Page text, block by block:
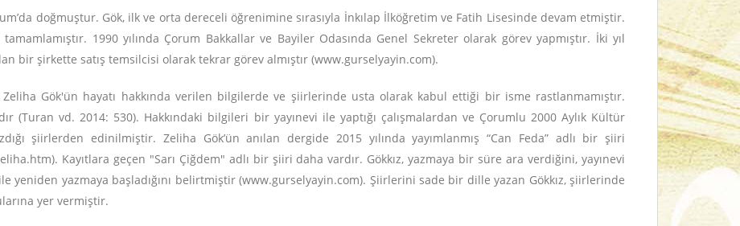
doğmuştur. Gök, ilk ve orta dereceli öğrenimine sırasıyla İnkılap İlköğretim ve Fatih Lisesinde devam etmiştir.
1990 yılında Çorum Bakkallar ve Bayiler Odasında Genel Sekreter olarak görev yapmıştır. İki yıl
bir şirkette satış temsilcisi olarak tekrar görev almıştır (www.gurselyayin.com).
Zeliha Gök'ün hayatı hakkında verilen bilgilerde ve şiirlerinde usta olarak kabul ettiği bir isme rastlanmamıştır.
(Turan vd. 2014: 530). Hakkındaki bilgileri bir yayınevi ile yaptığı çalışmalardan ve Çorumlu 2000 Aylık Kültür
şiirlerden edinilmiştir. Zeliha Gök’ün anılan dergide 2015 yılında yayımlanmış “Can Feda” adlı bir şiiri
). Kayıtlara geçen "Sarı Çiğdem" adlı bir şiiri daha vardır. Gökkız, yazmaya bir süre ara verdiğini, yayınevi
yeniden yazmaya başladığını belirtmiştir(www.gurselyayin.com). Şiirlerini sade bir dille yazan Gökkız, şiirlerinde
yer vermiştir.